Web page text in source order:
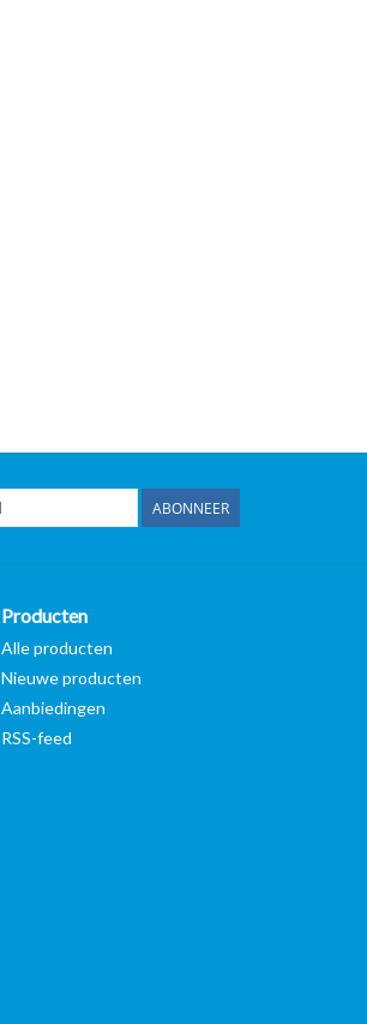
ABONNEER
Producten
Alle producten
Nieuwe producten
Aanbiedingen
RSS-feed